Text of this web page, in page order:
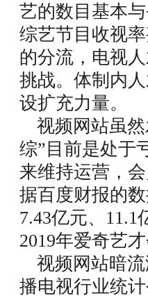
艺的数目基本
综艺节目收视
的分流，电视
挑战。体制内
设扩充力量。
视频网站虽
综”目前是处于
来维持运营，
据百度财报的
7.43亿元、
2019年爱奇艺
视频网站暗
播电视行业统